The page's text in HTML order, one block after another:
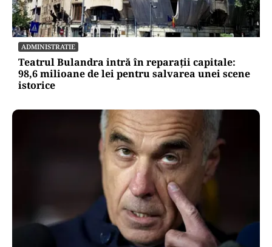
ADMINISTRATIE
Teatrul Bulandra intră în reparații capitale:
98,6 milioane de lei pentru salvarea unei scene
istorice